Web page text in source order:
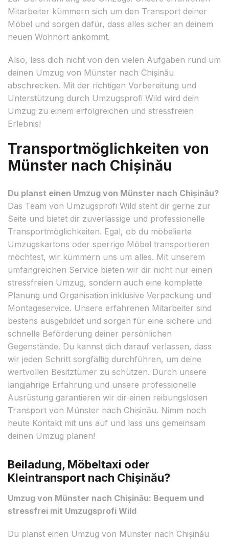
Mitarbeiter kümmern sich um den Transport deiner
Möbel und sorgen dafür, dass alles sicher an deinem
neuen Wohnort ankommt.
Also, lass dich nicht von den vielen Aufgaben rund um
deinen Umzug von Münster nach Chișinău
abschrecken. Mit der richtigen Vorbereitung und
Unterstützung durch Umzugsprofi Wild wird dein
Umzug zu einem erfolgreichen und stressfreien
Erlebnis!
Transportmöglichkeiten von
Münster nach Chișinău
Du planst einen Umzug von Münster nach Chișinău?
Das Team von Umzugsprofi Wild steht dir gerne zur
Seite und bietet dir zuverlässige und professionelle
Transportmöglichkeiten. Egal, ob du möbelierte
Umzugskartons oder sperrige Möbel transportieren
möchtest, wir kümmern uns um alles. Mit unserem
umfangreichen Service bieten wir dir nicht nur einen
stressfreien Umzug, sondern auch eine komplette
Planung und Organisation inklusive Verpackung und
Montageservice. Unsere erfahrenen Mitarbeiter sind
bestens ausgebildet und sorgen für eine sichere und
schnelle Beförderung deiner persönlichen
Gegenstände. Du kannst dich darauf verlassen, dass
wir jeden Schritt sorgfältig durchführen, um deine
wertvollen Besitztümer zu schützen. Durch unsere
langjährige Erfahrung und unsere professionelle
Ausrüstung garantieren wir dir einen reibungslosen
Transport von Münster nach Chișinău. Nimm noch
heute Kontakt mit uns auf und lass uns gemeinsam
deinen Umzug planen!
Beiladung, Möbeltaxi oder
Kleintransport nach Chișinău?
Umzug von Münster nach Chișinău: Bequem und
stressfrei mit Umzugsprofi Wild
Du planst einen Umzug von Münster nach Chișinău